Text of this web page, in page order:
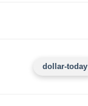
dollar-today